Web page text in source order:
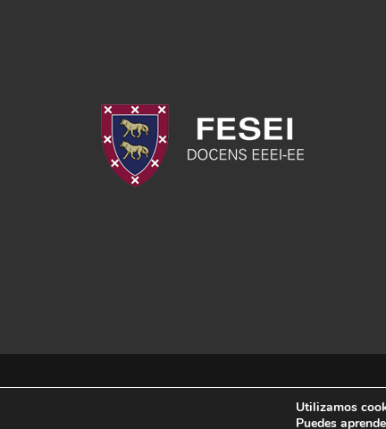
Utilizamos
Puedes